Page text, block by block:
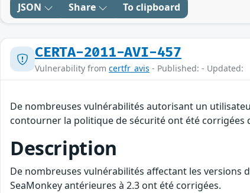
JSON Share To clipboard
CERTA-2011-AVI-457
Vulnerability from certfr_avis - Published: - Updated:
De nombreuses vulnérabilités autorisant un
contourner la politique de sécurité ont été corrigées
Description
De nombreuses vulnérabilités affectant les versions
SeaMonkey antérieures à 2.3 ont été corrigées.